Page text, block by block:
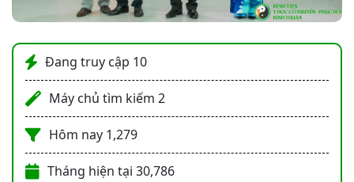
Đang truy cập 10
Máy chủ tìm kiếm 2
Hôm nay 1,279
Tháng hiện tại 30,786